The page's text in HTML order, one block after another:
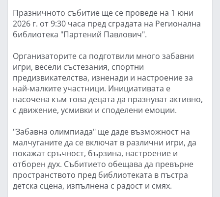
Празничното събитие ще се проведе на 1 юни
2026 г. от 9:30 часа пред сградата на Регионална
библиотека "Партений Павлович".
Организаторите са подготвили много забавни
игри, весели състезания, спортни
предизвикателства, изненади и настроение за
най-малките участници. Инициативата е
насочена към това децата да празнуват активно,
с движение, усмивки и споделени емоции.
"Забавна олимпиада" ще даде възможност на
малчуганите да се включат в различни игри, да
покажат сръчност, бързина, настроение и
отборен дух. Събитието обещава да превърне
пространството пред библиотеката в пъстра
детска сцена, изпълнена с радост и смях.